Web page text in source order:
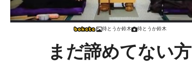
待とうか鈴木 待とうか鈴木
まだ諦めてない方